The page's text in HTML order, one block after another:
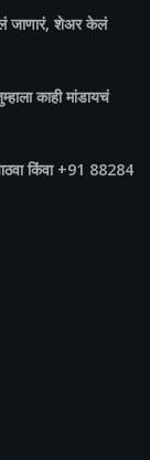
जाणारं, शेअर केलं
काही मांडायचं
किंवा +91 88284